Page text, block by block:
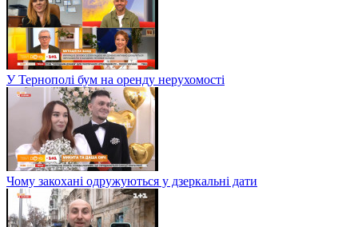
У Тернополі бум на оренду нерухомості
Чому закохані одружуються у дзеркальні дати